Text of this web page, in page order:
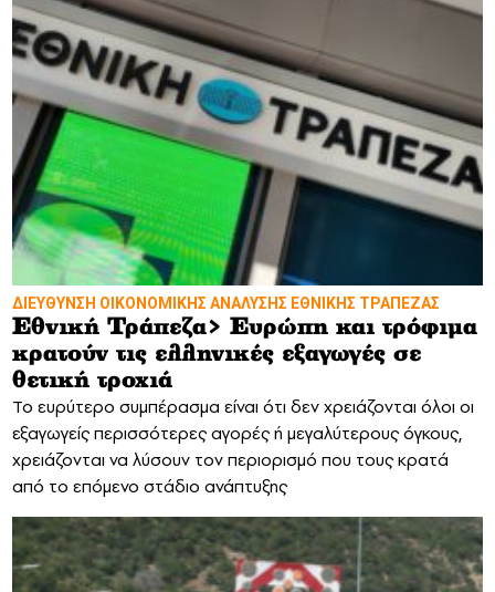
ΔΙΕΥΘΥΝΣΗ ΟΙΚΟΝΟΜΙΚΗΣ ΑΝΑΛΥΣΗΣ ΕΘΝΙΚΗΣ ΤΡΑΠΕΖΑΣ
Εθνική Τράπεζα> Ευρώπη και τρόφιμα
κρατούν τις ελληνικές εξαγωγές σε
θετική τροχιά
Το ευρύτερο συμπέρασμα είναι ότι δεν χρειάζονται όλοι οι
εξαγωγείς περισσότερες αγορές ή μεγαλύτερους όγκους,
χρειάζονται να λύσουν τον περιορισμό που τους κρατά
από το επόμενο στάδιο ανάπτυξης